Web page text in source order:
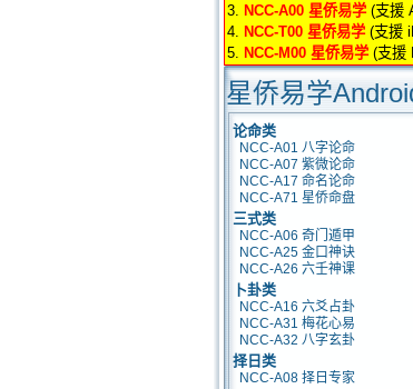
3. NCC-A00 星侨易学(支援
4. NCC-T00 星侨易学(支援
5. NCC-M00 星侨易学(支援
星侨易学
论命类
NCC-A01 八字论命
NCC-A07 紫微论命
NCC-A17 命名论命
NCC-A71 星侨命盘
三式类
NCC-A06 奇门遁甲
NCC-A25 金口神诀
NCC-A26 六壬神课
卜卦类
NCC-A16 六爻占卦
NCC-A31 梅花心易
NCC-A32 八字玄卦
择日类
NCC-A08 择日专家